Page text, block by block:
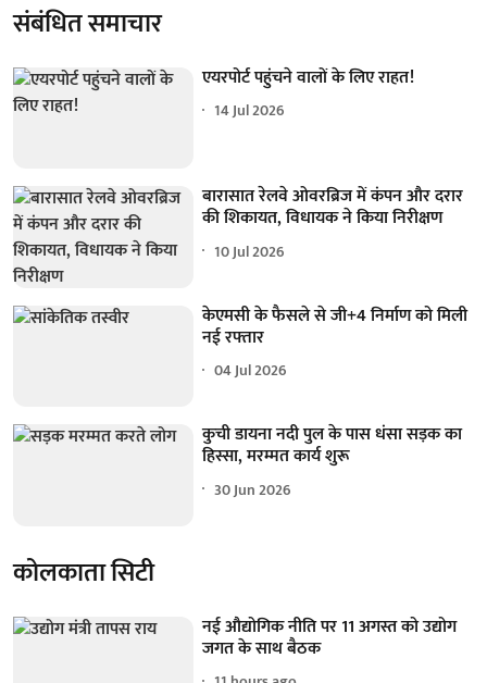
संबंधित समाचार
एयरपोर्ट पहुंचने वालों के लिए राहत!
14 Jul 2026
बारासात रेलवे ओवरब्रिज में कंपन और दरार
की शिकायत, विधायक ने किया निरीक्षण
10 Jul 2026
केएमसी के फैसले से जी+4 निर्माण को मिली
नई रफ्तार
04 Jul 2026
कुची डायना नदी पुल के पास धंसा सड़क का
हिस्सा, मरम्मत कार्य शुरू
30 Jun 2026
कोलकाता सिटी
नई औद्योगिक नीति पर 11 अगस्त को उद्योग
जगत के साथ बैठक